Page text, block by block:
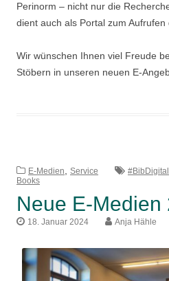
Perinorm – nicht nur die
dient auch als Portal zum Aufrufen
Wir wünschen Ihnen viel Freude
Stöbern in unseren neuen E-
E-Medien, Service #BibDigital
Books
Neue E-Medien
18. Januar 2024 Anja Hähle